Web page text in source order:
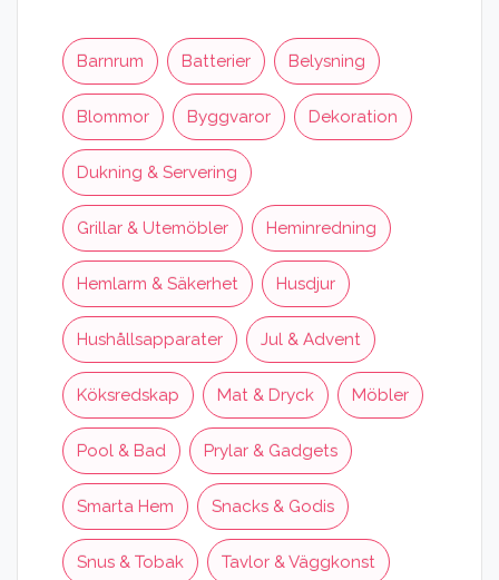
Barnrum Batterier Belysning
Blommor Byggvaror Dekoration
Dukning & Servering
Grillar & Utemöbler Heminredning
Hemlarm & Säkerhet Husdjur
Hushållsapparater Jul & Advent
Köksredskap Mat & Dryck Möbler
Pool & Bad Prylar & Gadgets
Smarta Hem Snacks & Godis
Snus & Tobak Tavlor & Väggkonst